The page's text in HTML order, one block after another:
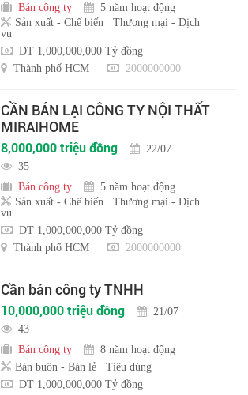
Bán công ty
5 năm hoạt động
Sản xuất - Chế biến
Thương mại - Dịch
vụ
DT 1,000,000,000 Tỷ đồng
Thành phố HCM
2000000000
CẦN BÁN LẠI CÔNG TY NỘI THẤT
MIRAIHOME
8,000,000 triệu đồng
22/07
35
Bán công ty
5 năm hoạt động
Sản xuất - Chế biến
Thương mại - Dịch
vụ
DT 1,000,000,000 Tỷ đồng
Thành phố HCM
2000000000
Cần bán công ty TNHH
10,000,000 triệu đồng
21/07
43
Bán công ty
8 năm hoạt động
Bán buôn - Bán lẻ
Tiêu dùng
DT 1,000,000,000 Tỷ đồng